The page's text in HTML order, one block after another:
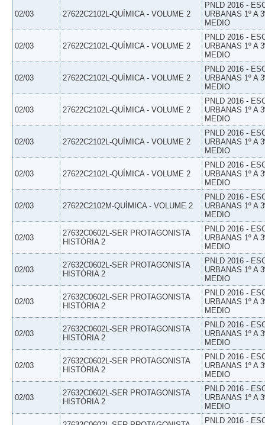
02/03 27622C2102L-QUÍMICA - VOLUME 2
PNLD 2016 -
URBANAS 1º A
MEDIO
02/03 27622C2102L-QUÍMICA - VOLUME 2
PNLD 2016 -
URBANAS 1º A
MEDIO
02/03 27622C2102L-QUÍMICA - VOLUME 2
PNLD 2016 -
URBANAS 1º A
MEDIO
02/03 27622C2102L-QUÍMICA - VOLUME 2
PNLD 2016 -
URBANAS 1º A
MEDIO
02/03 27622C2102L-QUÍMICA - VOLUME 2
PNLD 2016 -
URBANAS 1º A
MEDIO
02/03 27622C2102L-QUÍMICA - VOLUME 2
PNLD 2016 -
URBANAS 1º A
MEDIO
02/03 27622C2102M-QUÍMICA - VOLUME 2
PNLD 2016 -
URBANAS 1º A
MEDIO
02/03
27632C0602L-SER PROTAGONISTA
HISTÓRIA 2
PNLD 2016 -
URBANAS 1º A
MEDIO
02/03
27632C0602L-SER PROTAGONISTA
HISTÓRIA 2
PNLD 2016 -
URBANAS 1º A
MEDIO
02/03
27632C0602L-SER PROTAGONISTA
HISTÓRIA 2
PNLD 2016 -
URBANAS 1º A
MEDIO
02/03
27632C0602L-SER PROTAGONISTA
HISTÓRIA 2
PNLD 2016 -
URBANAS 1º A
MEDIO
02/03
27632C0602L-SER PROTAGONISTA
HISTÓRIA 2
PNLD 2016 -
URBANAS 1º A
MEDIO
02/03
27632C0602L-SER PROTAGONISTA
HISTÓRIA 2
PNLD 2016 -
URBANAS 1º A
MEDIO
PNLD 2016 -